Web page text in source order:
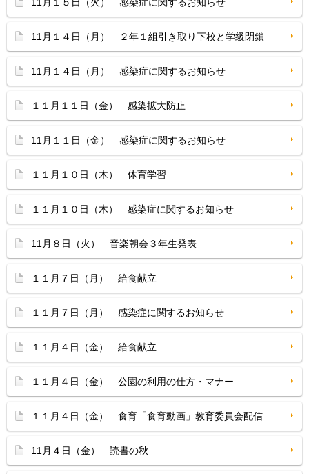
11月１４日（月） ２年１組引き取り下校と学級閉鎖
11月１４日（月） 感染症に関するお知らせ
１１月１１日（金） 感染拡大防止
11月１１日（金） 感染症に関するお知らせ
１１月１０日（木） 体育学習
１１月１０日（木） 感染症に関するお知らせ
11月８日（火） 音楽朝会３年生発表
１１月７日（月） 給食献立
１１月７日（月） 感染症に関するお知らせ
１１月４日（金） 給食献立
１１月４日（金） 公園の利用の仕方・マナー
１１月４日（金） 食育「食育動画」教育委員会配信
11月４日（金） 読書の秋